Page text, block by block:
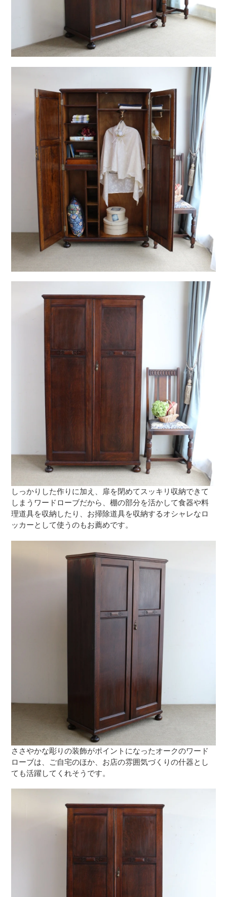
しっかりした作りに加え、扉を閉めてスッキリ収納できて
しまうワードローブだから、棚の部分を活かして食器や料
理道具を収納したり、お掃除道具を収納するオシャレなロ
ッカーとして使うのもお薦めです。
ささやかな彫りの装飾がポイントになったオークのワード
ローブは、ご自宅のほか、お店の雰囲気づくりの什器とし
ても活躍してくれそうです。